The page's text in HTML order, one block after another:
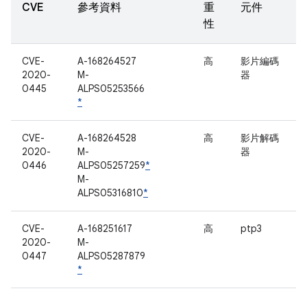
CVE 參考資料
重
性
元件
CVE-
2020-
0445
A-168264527
M-
ALPS05253566
*
高
影片編碼
器
CVE-
2020-
0446
A-168264528
M-
ALPS05257259*
M-
ALPS05316810*
高
影片解碼
器
CVE-
2020-
0447
A-168251617
M-
ALPS05287879
*
高 ptp3